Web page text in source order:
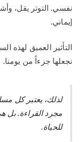
نفسي. التوتر يقل،
إيماني.
التأثير العميق لهذه
نجعلها جزءاً من يومنا.
لذلك، يعتبر كل
مجرد القراءة. بل
للحياة.